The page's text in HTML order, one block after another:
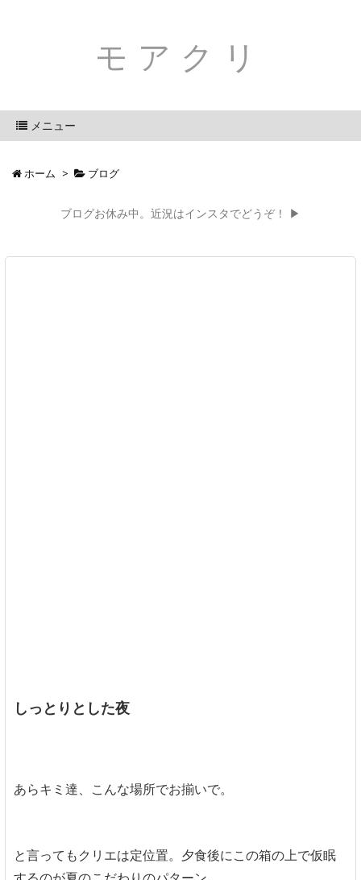
モアクリ
メニュー
ホーム > ブログ
ブログお休み中。近況はインスタでどうぞ！ ▶
しっとりとした夜
あらキミ達、こんな場所でお揃いで。
と言ってもクリエは定位置。夕食後にこの箱の上で仮眠